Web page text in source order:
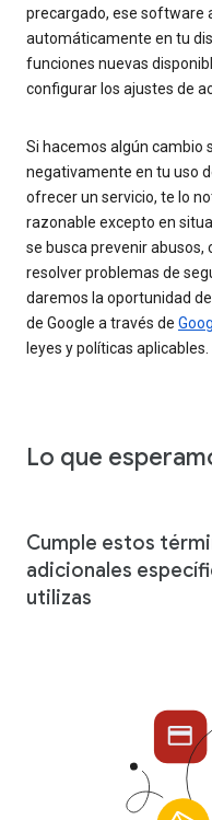
precargado, ese software
automáticamente en tu
funciones nuevas
configurar los ajustes de
Si hacemos algún cambio
negativamente en tu uso
ofrecer un servicio, te lo
razonable excepto en
se busca prevenir abusos,
resolver problemas de
daremos la oportunidad
de Google a través de
leyes y políticas aplicables.
Lo que
Cumple estos
adicionales
utilizas